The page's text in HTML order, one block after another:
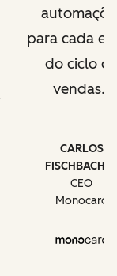
para cada
do ciclo
vendas.
CARLOS
CEO
Monocard